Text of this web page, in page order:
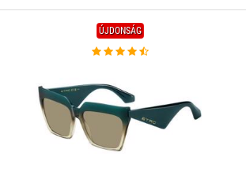
ÚJDONSÁG